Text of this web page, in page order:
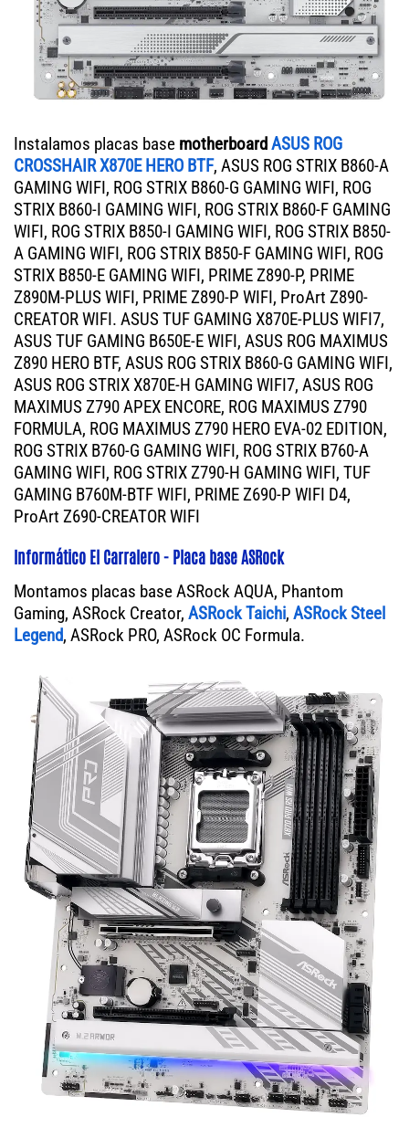
Instalamos placas base motherboardASUS ROG
CROSSHAIR X870E HERO BTF, ASUS ROG STRIX B860-A
GAMING WIFI, ROG STRIX B860-G GAMING WIFI, ROG
STRIX B860-I GAMING WIFI, ROG STRIX B860-F GAMING
WIFI, ROG STRIX B850-I GAMING WIFI, ROG STRIX B850-
A GAMING WIFI, ROG STRIX B850-F GAMING WIFI, ROG
STRIX B850-E GAMING WIFI, PRIME Z890-P, PRIME
Z890M-PLUS WIFI, PRIME Z890-P WIFI, ProArt Z890-
CREATOR WIFI. ASUS TUF GAMING X870E-PLUS WIFI7,
ASUS TUF GAMING B650E-E WIFI, ASUS ROG MAXIMUS
Z890 HERO BTF, ASUS ROG STRIX B860-G GAMING WIFI,
ASUS ROG STRIX X870E-H GAMING WIFI7, ASUS ROG
MAXIMUS Z790 APEX ENCORE, ROG MAXIMUS Z790
FORMULA, ROG MAXIMUS Z790 HERO EVA-02 EDITION,
ROG STRIX B760-G GAMING WIFI, ROG STRIX B760-A
GAMING WIFI, ROG STRIX Z790-H GAMING WIFI, TUF
GAMING B760M-BTF WIFI, PRIME Z690-P WIFI D4,
ProArt Z690-CREATOR WIFI
Informático El Carralero - Placa base ASRock
Montamos placas base ASRock AQUA, Phantom
Gaming, ASRock Creator, ASRock Taichi, ASRock Steel
Legend, ASRock PRO, ASRock OC Formula.